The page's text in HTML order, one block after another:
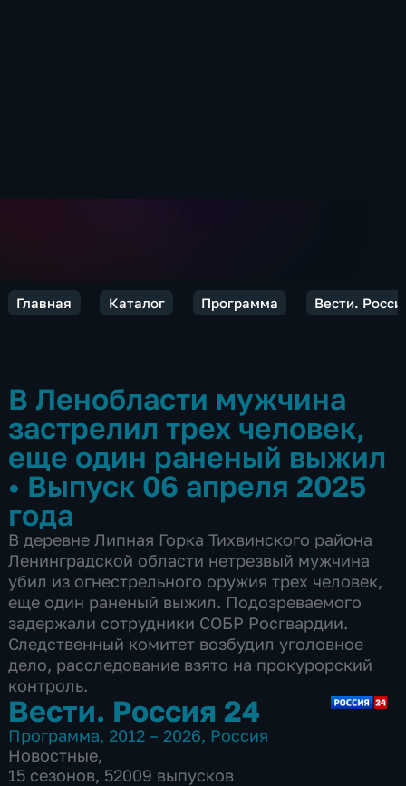
Главная Каталог Программа Вести.
В Ленобласти мужчина
застрелил трех человек,
еще один раненый выжил
• Выпуск 06 апреля 2025
года
В деревне Липная Горка Тихвинского района
Ленинградской области нетрезвый мужчина
убил из огнестрельного оружия трех человек,
еще один раненый выжил. Подозреваемого
задержали сотрудники СОБР Росгвардии.
Следственный комитет возбудил уголовное
дело, расследование взято на прокурорский
контроль.
Вести. Россия 24
Программа, 2012 – 2026, Россия
Новостные,
15 сезонов, 52009 выпусков